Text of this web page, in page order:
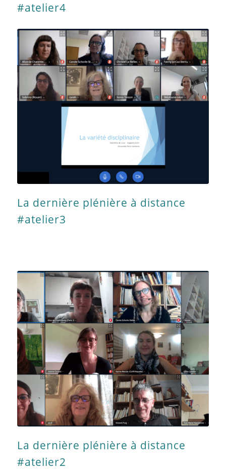
#atelier4
La dernière plénière à distance
#atelier3
La dernière plénière à distance
#atelier2